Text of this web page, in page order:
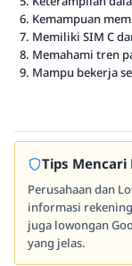
Kemampuan
Memiliki SIM C
Memahami tren
Mampu bekerja
Tips Mencari
Perusahaan dan
informasi
juga lowongan
yang jelas.